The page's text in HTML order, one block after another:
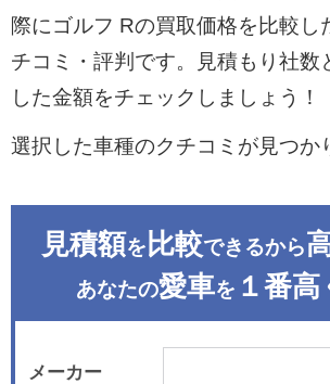
際にゴルフ Rの買取価格を比較し
チコミ・評判です。見積もり社数
した金額をチェックしましょう！
選択した車種のクチコミが見つか
見積額を 比較できるから
あなたの愛車を １番高
メーカー